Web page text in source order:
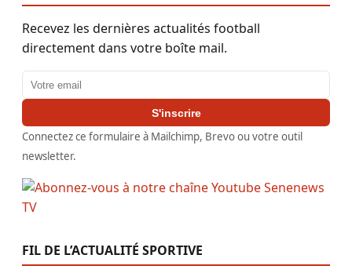
Recevez les dernières actualités football
directement dans votre boîte mail.
Adresse email
S'inscrire
Connectez ce formulaire à Mailchimp, Brevo ou votre outil
newsletter.
FIL DE L’ACTUALITÉ SPORTIVE